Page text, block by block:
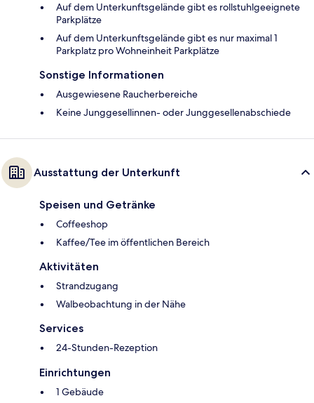
Auf dem Unterkunftsgelände gibt es rollstuhlgeeignete
Parkplätze
Auf dem Unterkunftsgelände gibt es nur maximal 1
Parkplatz pro Wohneinheit Parkplätze
Sonstige Informationen
Ausgewiesene Raucherbereiche
Keine Junggesellinnen- oder Junggesellenabschiede
Ausstattung der Unterkunft
Speisen und Getränke
Coffeeshop
Kaffee/Tee im öffentlichen Bereich
Aktivitäten
Strandzugang
Walbeobachtung in der Nähe
Services
24-Stunden-Rezeption
Einrichtungen
1 Gebäude